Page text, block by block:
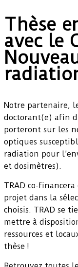
Thèse
avec le
Notre partenaire,
doctorant(e) afin
porteront sur les
optiques
radiation pour
et dosimètres).
TRAD co-
projet dans la
choisis. TRAD se
mettre à
ressources et
thèse !